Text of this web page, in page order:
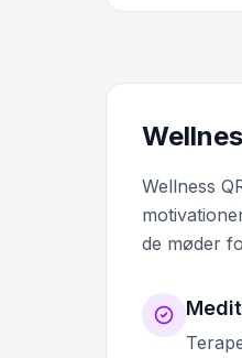
Wellness
de møder